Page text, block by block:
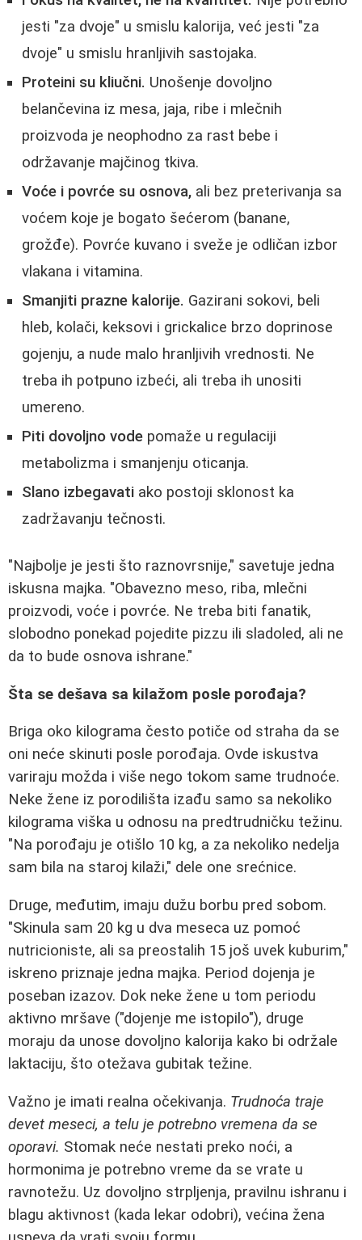
jesti "za dvoje" u smislu kalorija, već jesti "za
dvoje" u smislu hranljivih sastojaka.
Proteini su kliučni. Unošenje dovoljno
belančevina iz mesa, jaja, ribe i mlečnih
proizvoda je neophodno za rast bebe i
održavanje majčinog tkiva.
Voće i povrće su osnova, ali bez preterivanja sa
voćem koje je bogato šećerom (banane,
grožđe). Povrće kuvano i sveže je odličan izbor
vlakana i vitamina.
Smanjiti prazne kalorije. Gazirani sokovi, beli
hleb, kolači, keksovi i grickalice brzo doprinose
gojenju, a nude malo hranljivih vrednosti. Ne
treba ih potpuno izbeći, ali treba ih unositi
umereno.
Piti dovoljno vode pomaže u regulaciji
metabolizma i smanjenju oticanja.
Slano izbegavati ako postoji sklonost ka
zadržavanju tečnosti.
"Najbolje je jesti što raznovrsnije," savetuje jedna
iskusna majka. "Obavezno meso, riba, mlečni
proizvodi, voće i povrće. Ne treba biti fanatik,
slobodno ponekad pojedite pizzu ili sladoled, ali ne
da to bude osnova ishrane."
Šta se dešava sa kilažom posle porođaja?
Briga oko kilograma često potiče od straha da se
oni neće skinuti posle porođaja. Ovde iskustva
variraju možda i više nego tokom same trudnoće.
Neke žene iz porodilišta izađu samo sa nekoliko
kilograma viška u odnosu na predtrudničku težinu.
"Na porođaju je otišlo 10 kg, a za nekoliko nedelja
sam bila na staroj kilaži," dele one srećnice.
Druge, međutim, imaju dužu borbu pred sobom.
"Skinula sam 20 kg u dva meseca uz pomoć
nutricioniste, ali sa preostalih 15 još uvek kuburim,"
iskreno priznaje jedna majka. Period dojenja je
poseban izazov. Dok neke žene u tom periodu
aktivno mršave ("dojenje me istopilo"), druge
moraju da unose dovoljno kalorija kako bi održale
laktaciju, što otežava gubitak težine.
Važno je imati realna očekivanja. Trudnoća traje
devet meseci, a telu je potrebno vremena da se
oporavi. Stomak neće nestati preko noći, a
hormonima je potrebno vreme da se vrate u
ravnotežu. Uz dovoljno strpljenja, pravilnu ishranu i
blagu aktivnost (kada lekar odobri), većina žena